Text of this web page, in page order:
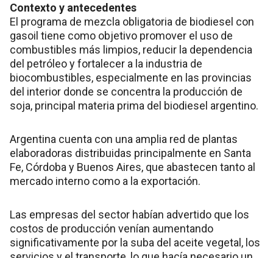
Contexto y antecedentes
El programa de mezcla obligatoria de biodiesel con
gasoil tiene como objetivo promover el uso de
combustibles más limpios, reducir la dependencia
del petróleo y fortalecer a la industria de
biocombustibles, especialmente en las provincias
del interior donde se concentra la producción de
soja, principal materia prima del biodiesel argentino.
Argentina cuenta con una amplia red de plantas
elaboradoras distribuidas principalmente en Santa
Fe, Córdoba y Buenos Aires, que abastecen tanto al
mercado interno como a la exportación.
Las empresas del sector habían advertido que los
costos de producción venían aumentando
significativamente por la suba del aceite vegetal, los